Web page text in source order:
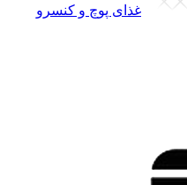
غذای پوچ و کنسرو